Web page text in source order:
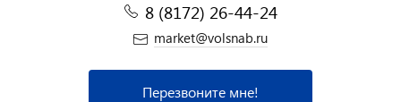
8 (8172) 26-44-24
market@volsnab.ru
Перезвоните мне!